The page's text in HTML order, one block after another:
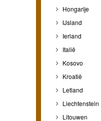
Hongarije
IJsland
Ierland
Italië
Kosovo
Kroatië
Letland
Liechtenstein
Litouwen